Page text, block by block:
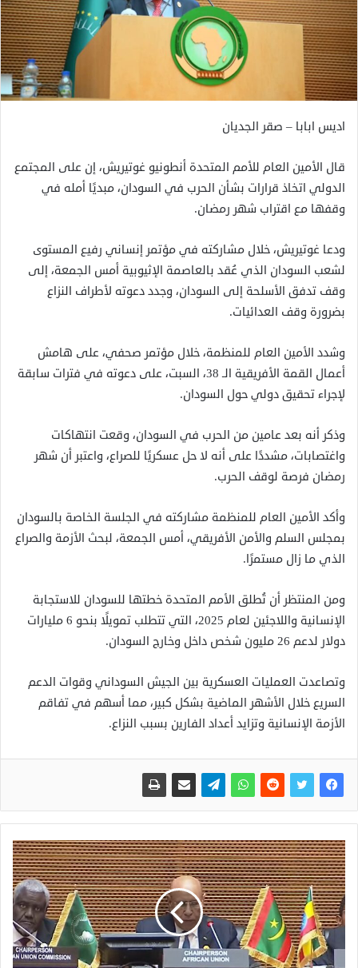
اديس ابابا – صقر الجديان
قال الأمين العام للأمم المتحدة أنطونيو غوتيريش، إن على المجتمع
الدولي اتخاذ قرارات بشأن الحرب في السودان، مبديًا أمله في
وقفها مع اقتراب شهر رمضان.
ودعا غوتيريش، خلال مشاركته في مؤتمر إنساني رفيع المستوى
لشعب السودان الذي عُقد بالعاصمة الإثيوبية أمس الجمعة، إلى
وقف تدفق الأسلحة إلى السودان، وجدد دعوته لأطراف النزاع
بضرورة وقف العدائيات.
وشدد الأمين العام للمنظمة، خلال مؤتمر صحفي، على هامش
أعمال القمة الأفريقية الـ 38، السبت، على دعوته في فترات سابقة
لإجراء تحقيق دولي حول السودان.
وذكر أنه بعد عامين من الحرب في السودان، وقعت انتهاكات
واغتصابات، مشددًا على أنه لا حل عسكريًا للصراع، واعتبر أن شهر
رمضان فرصة لوقف الحرب.
وأكد الأمين العام للمنظمة مشاركته في الجلسة الخاصة بالسودان
بمجلس السلم والأمن الأفريقي، أمس الجمعة، لبحث الأزمة والصراع
الذي ما زال مستمرًا.
ومن المنتظر أن تُطلق الأمم المتحدة خطتها للسودان للاستجابة
الإنسانية واللاجئين لعام 2025، التي تتطلب تمويلًا بنحو 6 مليارات
دولار لدعم 26 مليون شخص داخل وخارج السودان.
وتصاعدت العمليات العسكرية بين الجيش السوداني وقوات الدعم
السريع خلال الأشهر الماضية بشكل كبير، مما أسهم في تفاقم
الأزمة الإنسانية وتزايد أعداد الفارين بسبب النزاع.